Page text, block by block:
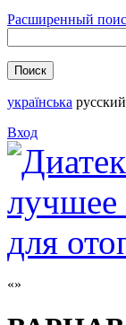
Расширенный
українська русский
Вход